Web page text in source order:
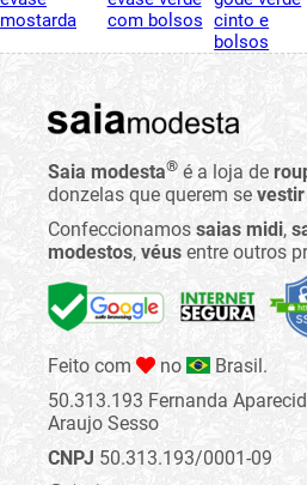
Saia modesta® é a loja de
donzelas que querem se
Confeccionamos saias midi,
modestos, véus entre outros
Feito com no
Brasil.
50.313.193 Fernanda
Araujo Sesso
CNPJ50.313.193/0001-09